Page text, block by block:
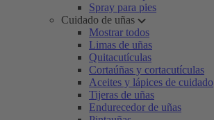
Spray para pies
Cuidado de uñas
Mostrar todos
Limas de uñas
Quitacutículas
Cortaúñas y cortacutículas
Aceites y lápices de cuidado
Tijeras de uñas
Endurecedor de uñas